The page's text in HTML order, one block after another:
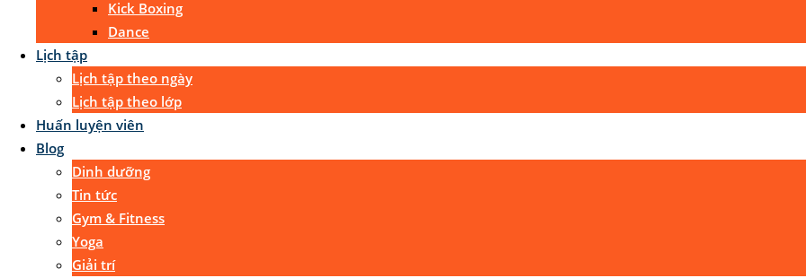
Kick Boxing
Dance
Lịch tập
Lịch tập theo ngày
Lịch tập theo lớp
Huấn luyện viên
Blog
Dinh dưỡng
Tin tức
Gym & Fitness
Yoga
Giải trí